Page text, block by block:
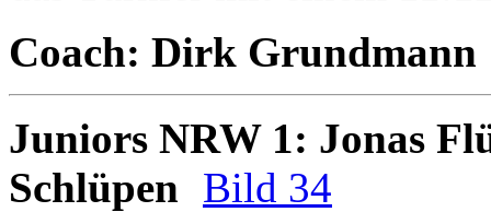
Coach: Dirk Grundmann
Juniors NRW 1: Jonas
Schlüpen Bild 34